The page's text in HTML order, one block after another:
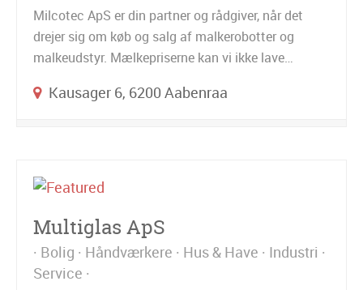
Milcotec ApS er din partner og rådgiver, når det
drejer sig om køb og salg af malkerobotter og
malkeudstyr. Mælkepriserne kan vi ikke lave…
Kausager 6, 6200 Aabenraa
Multiglas ApS
Bolig Håndværkere Hus & Have
Industri
Service